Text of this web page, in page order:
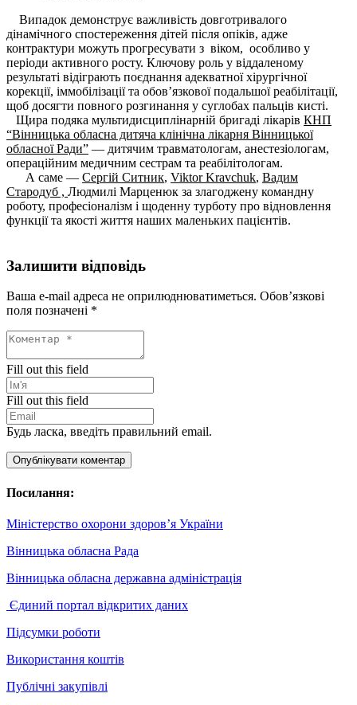
Випадок демонструє важливість довготривалого
дінамічного спостереження дітей після опіків, адже
контрактури можуть прогресувати з віком, особливо у
періоди активного росту. Ключову роль у віддаленому
результаті відіграють поєднання адекватної хірургічної
корекції, іммобілізації та обов’язкової подальшої реабілітації,
щоб досягти повного розгинання у суглобах пальців кисті.
Щира подяка мультидисциплінарній бригаді лікарів КНП
“Вінницька обласна дитяча клінічна лікарня Вінницької
обласної Ради” — дитячим травматологам, анестезіологам,
операційним медичним сестрам та реабілітологам.
А саме — Сергій Ситник, Viktor Kravchuk, Вадим
Стародуб , Людмилі Марценюк за злагоджену командну
роботу, професіоналізм і щоденну турботу про відновлення
функції та якості життя наших маленьких пацієнтів.
Залишити відповідь
Ваша e-mail адреса не оприлюднюватиметься. Обов’язкові
поля позначені *
Fill out this field
Fill out this field
Будь ласка, введіть правильний email.
Опублікувати коментар
Посилання:
Міністерство охорони здоров’я України
Вінницька обласна Рада
Вінницька обласна державна адміністрація
Єдиний портал відкритих даних
Підсумки роботи
Використання коштів
Публічні закупівлі